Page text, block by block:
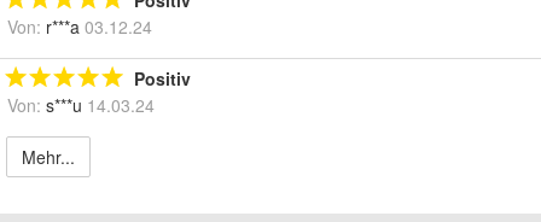
Von: r***a 03.12.24
Positiv
Von: s***u 14.03.24
Mehr...